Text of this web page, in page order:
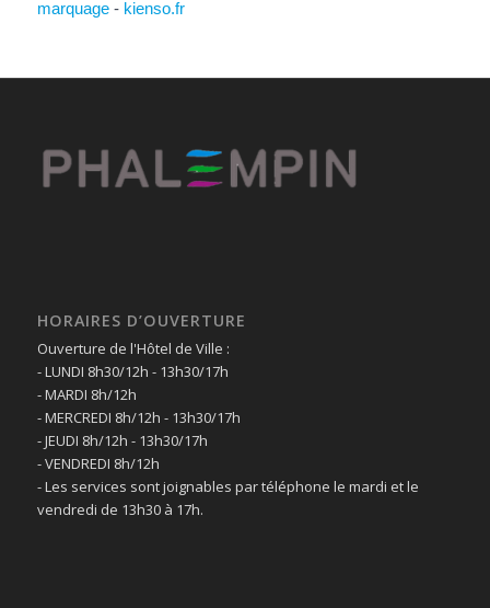
marquage- kienso.fr
HORAIRES D’OUVERTURE
Ouverture de l'Hôtel de Ville :
- LUNDI 8h30/12h - 13h30/17h
- MARDI 8h/12h
- MERCREDI 8h/12h - 13h30/17h
- JEUDI 8h/12h - 13h30/17h
- VENDREDI 8h/12h
- Les services sont joignables par téléphone le mardi et le
vendredi de 13h30 à 17h.